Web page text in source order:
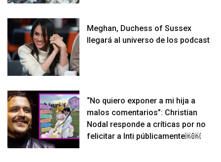
Meghan, Duchess of Sussex
llegará al universo de los podcast
“No quiero exponer a mi hija a
malos comentarios”: Christian
Nodal responde a críticas por no
felicitar a Inti públicamente￼￼